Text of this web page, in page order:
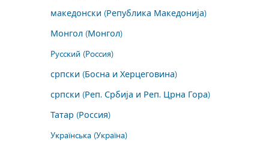
македонски (Република Македонија)
Монгол (Монгол)
Русский (Россия)
српски (Босна и Херцеговина)
српски (Реп. Србија и Реп. Црна Гора)
Татар (Россия)
Українська (Україна)